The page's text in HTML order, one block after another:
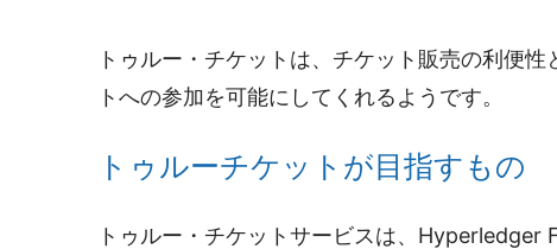
トゥルー・チケットは、チケット販売の利便
トへの参加を可能にしてくれるようです。
トゥルーチケットが目指すもの
トゥルー・チケットサービスは、